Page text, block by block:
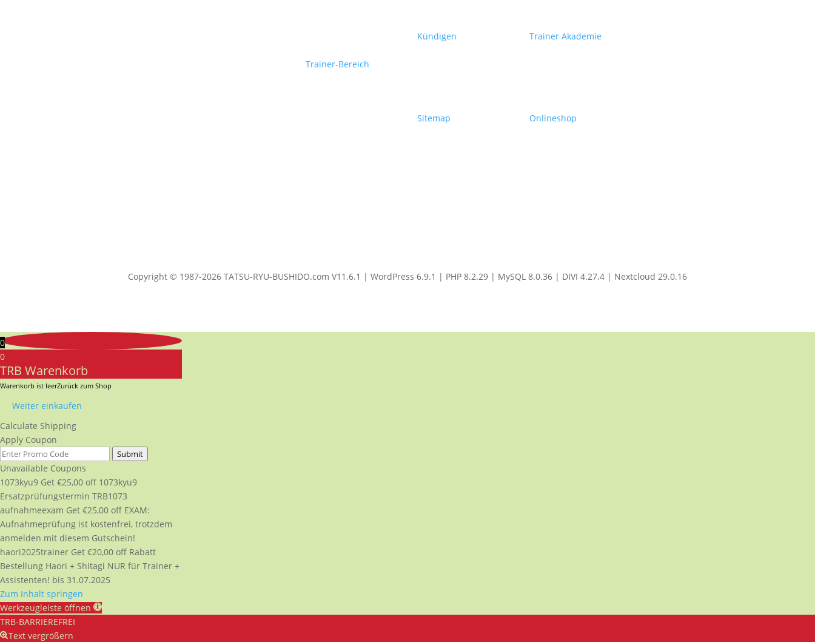
Trainer-Bereich
Kündigen
Sitemap
Trainer Akademie
Onlineshop
Copyright © 1987-2026 TATSU-RYU-BUSHIDO.com V11.6.1 | WordPress 6.9.1 | PHP 8.2.29 | MySQL 8.0.36 | DIVI 4.27.4 | Nextcloud 29.0.16
0
0
TRB Warenkorb
Warenkorb ist leerZurück zum Shop
Weiter einkaufen
Calculate Shipping
Apply Coupon
Submit
Unavailable Coupons
1073kyu9 Get €25,00 off 1073kyu9
Ersatzprüfungstermin TRB1073
aufnahmeexam Get €25,00 off EXAM:
Aufnahmeprüfung ist kostenfrei, trotzdem
anmelden mit diesem Gutschein!
haori2025trainer Get €20,00 off Rabatt
Bestellung Haori + Shitagi NUR für Trainer +
Assistenten! bis 31.07.2025
Zum Inhalt springen
Werkzeugleiste öffnen
TRB-BARRIEREFREI
Text vergrößern